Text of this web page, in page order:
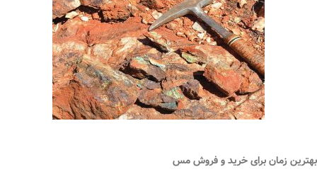
بهترین زمان برای خرید و فروش مس